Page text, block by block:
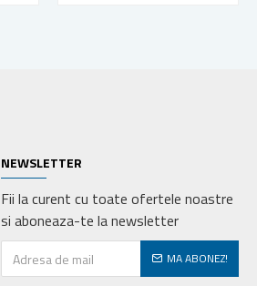
NEWSLETTER
Fii la curent cu toate ofertele noastre
si aboneaza-te la newsletter
MA ABONEZ!